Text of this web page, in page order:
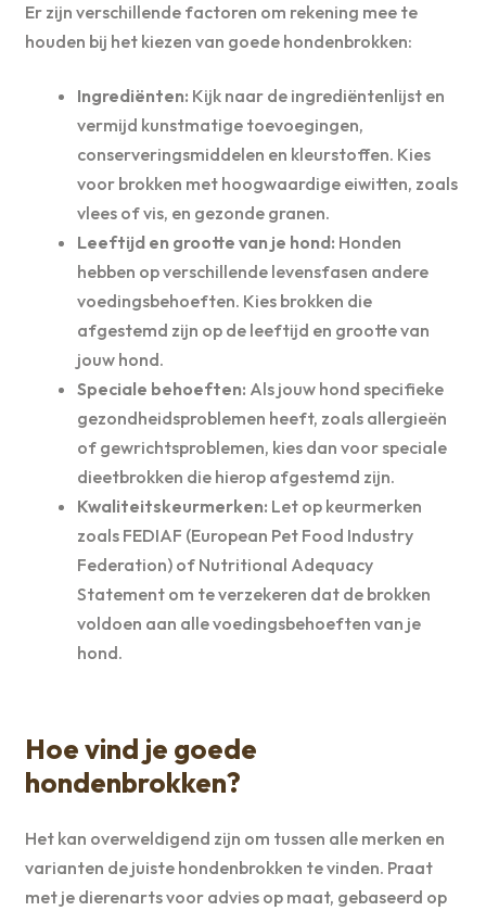
Er zijn verschillende factoren om rekening mee te
houden bij het kiezen van goede hondenbrokken:
Ingrediënten: Kijk naar de ingrediëntenlijst en
vermijd kunstmatige toevoegingen,
conserveringsmiddelen en kleurstoffen. Kies
voor brokken met hoogwaardige eiwitten, zoals
vlees of vis, en gezonde granen.
Leeftijd en grootte van je hond: Honden
hebben op verschillende levensfasen andere
voedingsbehoeften. Kies brokken die
afgestemd zijn op de leeftijd en grootte van
jouw hond.
Speciale behoeften: Als jouw hond specifieke
gezondheidsproblemen heeft, zoals allergieën
of gewrichtsproblemen, kies dan voor speciale
dieetbrokken die hierop afgestemd zijn.
Kwaliteitskeurmerken: Let op keurmerken
zoals FEDIAF (European Pet Food Industry
Federation) of Nutritional Adequacy
Statement om te verzekeren dat de brokken
voldoen aan alle voedingsbehoeften van je
hond.
Hoe vind je goede
hondenbrokken?
Het kan overweldigend zijn om tussen alle merken en
varianten de juiste hondenbrokken te vinden. Praat
met je dierenarts voor advies op maat, gebaseerd op